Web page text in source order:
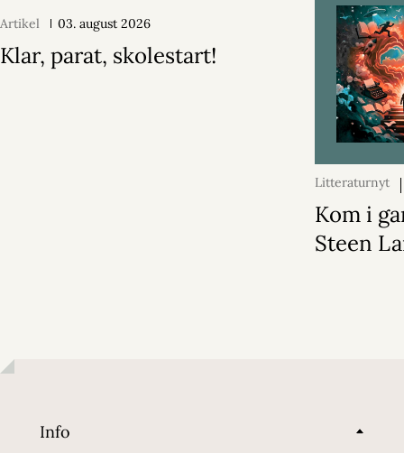
Artikel 03. august 2026
Klar, parat, skolestart!
Litteraturnyt
2026
Kom i
Steen
Info